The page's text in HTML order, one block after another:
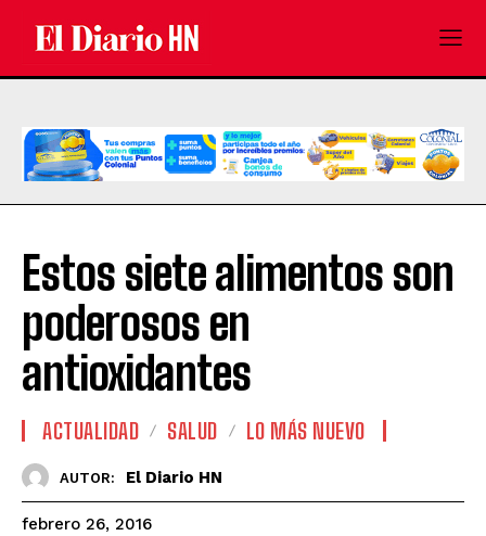
Estos siete alimentos son
poderosos en
antioxidantes
ACTUALIDAD SALUD LO MÁS NUEVO
AUTOR: El Diario HN
febrero 26, 2016